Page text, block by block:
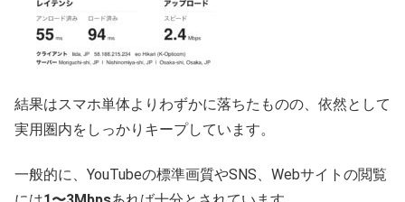
結果はスマホ単体よりわずかに落ちたものの、依然として
実用圏内をしっかりキープしています。
一般的に、YouTubeの標準画質やSNS、Webサイトの閲覧